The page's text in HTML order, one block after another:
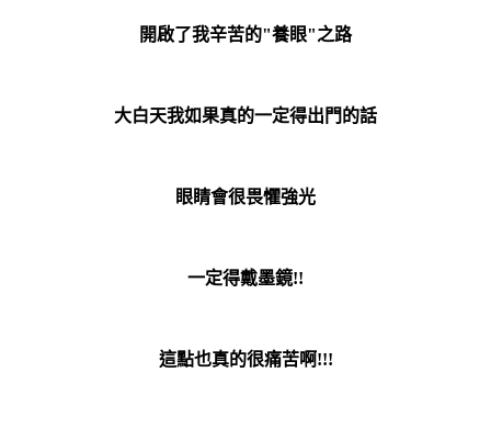
開啟了我辛苦的"養眼"之路
大白天我如果真的一定得出門的話
眼睛會很畏懼強光
一定得戴墨鏡!!
這點也真的很痛苦啊!!!